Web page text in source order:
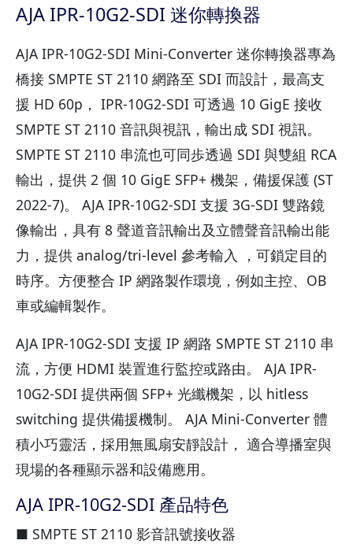
AJA IPR-10G2-SDI 迷你轉換器
AJA IPR-10G2-SDI Mini-Converter 迷你轉換器專為
橋接 SMPTE ST 2110 網路至 SDI 而設計，最高支
援 HD 60p， IPR-10G2-SDI 可透過 10 GigE 接收
SMPTE ST 2110 音訊與視訊，輸出成 SDI 視訊。
SMPTE ST 2110 串流也可同歩透過 SDI 與雙組 RCA
輸出，提供 2 個 10 GigE SFP+ 機架，備援保護 (ST
2022-7)。 AJA IPR-10G2-SDI 支援 3G-SDI 雙路鏡
像輸出，具有 8 聲道音訊輸出及立體聲音訊輸出能
力，提供 analog/tri-level 參考輸入 ，可鎖定目的
時序。方便整合 IP 網路製作環境，例如主控、OB
車或編輯製作。
AJA IPR-10G2-SDI 支援 IP 網路 SMPTE ST 2110 串
流，方便 HDMI 裝置進行監控或路由。 AJA IPR-
10G2-SDI 提供兩個 SFP+ 光纖機架，以 hitless
switching 提供備援機制。 AJA Mini-Converter 體
積小巧靈活，採用無風扇安靜設計， 適合導播室與
現場的各種顯示器和設備應用。
AJA IPR-10G2-SDI 產品特色
■ SMPTE ST 2110 影音訊號接收器